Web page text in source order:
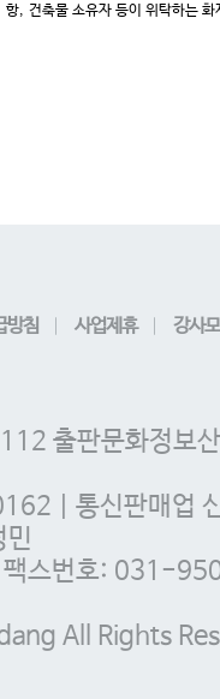
항, 건축물 소유자 등이 위탁하는
방침 사업제휴 강사
출판문화정보
| 통신판매업
스번호: 031-
All Rights